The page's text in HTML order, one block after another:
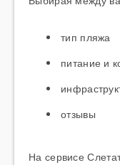
тип пляжа
питание и
отзывы
На сервисе